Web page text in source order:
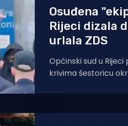
Osuđena
Rijeci dizala
urlala ZDS
Općinski sud u Rijeci
krivima šestoricu
javnog reda i mira